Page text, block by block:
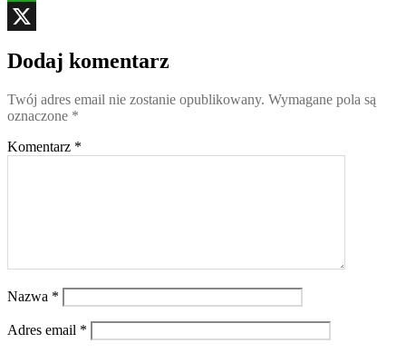
WhatsApp
Dodaj komentarz
Twój adres email nie zostanie opublikowany. Wymagane pola są
oznaczone *
Komentarz *
Nazwa *
Adres email *